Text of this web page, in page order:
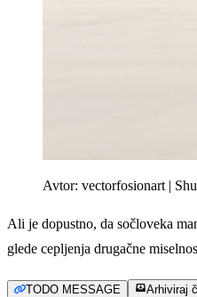
Avtor: vectorfosionart |
Ali je dopustno, da sočloveka
glede cepljenja drugačne
TODO MESSAGE Arhiviraj